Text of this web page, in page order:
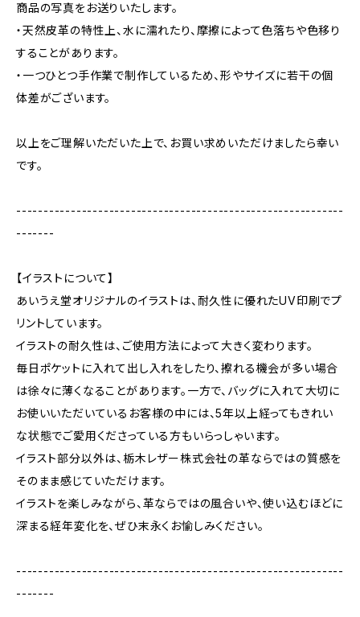
商品の写真をお送りいたします。
・天然皮革の特性上、水に濡れたり、摩擦によって色落ちや色移り
することがあります。
・一つひとつ手作業で制作しているため、形やサイズに若干の個
体差がございます。
以上をご理解いただいた上で、お買い求めいただけましたら幸い
です。
------------------------------------------------------------
-------
【イラストについて】
あいうえ堂オリジナルのイラストは、耐久性に優れたUV印刷でプ
リントしています。
イラストの耐久性は、ご使用方法によって大きく変わります。
毎日ポケットに入れて出し入れをしたり、擦れる機会が多い場合
は徐々に薄くなることがあります。一方で、バッグに入れて大切に
お使いいただいているお客様の中には、5年以上経ってもきれい
な状態でご愛用くださっている方もいらっしゃいます。
イラスト部分以外は、栃木レザー株式会社の革ならではの質感を
そのまま感じていただけます。
イラストを楽しみながら、革ならではの風合いや、使い込むほどに
深まる経年変化を、ぜひ末永くお愉しみください。
------------------------------------------------------------
-------